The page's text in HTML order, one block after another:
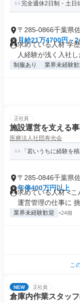
完全週休2日制・土日
〒285-0866千葉県
月給21万4700円～
求めている人材 学
人経験が浅く入社し
制服あり 業界未経験
正社員
施設運営を支える
医療法人社団寿光会
「若いうちに経験を
〒285-0846千葉県
年俸400万円以上
求めている人材 <
運営管理の仕事に 挑
業界未経験歓迎 +24個
こ
NEW 正社員
倉庫内作業スタッ